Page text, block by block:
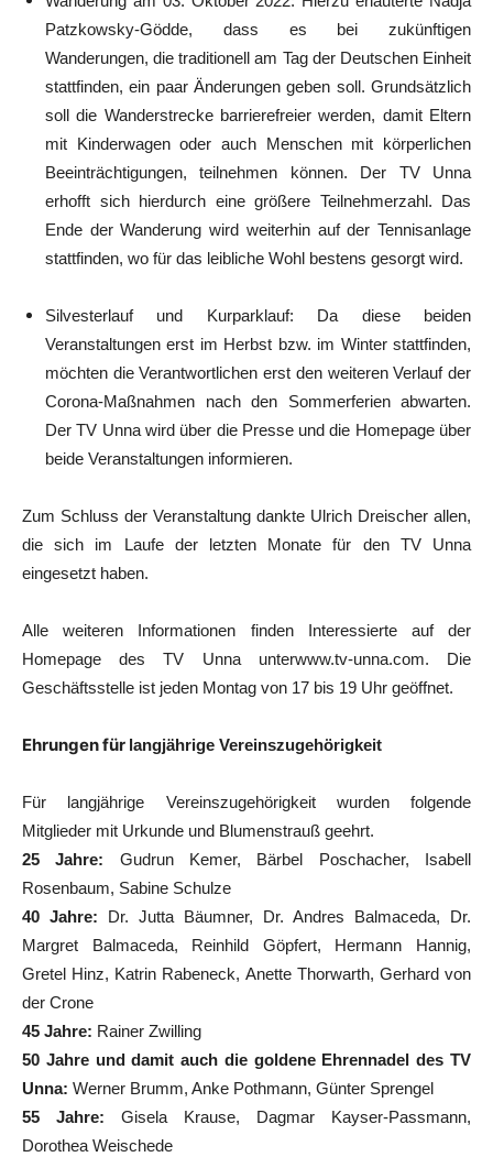
Patzkowsky-Gödde, dass es bei zukünftigen
Wanderungen, die traditionell am Tag der Deutschen Einheit
stattfinden, ein paar Änderungen geben soll. Grundsätzlich
soll die Wanderstrecke barrierefreier werden, damit Eltern
mit Kinderwagen oder auch Menschen mit körperlichen
Beeinträchtigungen, teilnehmen können. Der TV Unna
erhofft sich hierdurch eine größere Teilnehmerzahl. Das
Ende der Wanderung wird weiterhin auf der Tennisanlage
stattfinden, wo für das leibliche Wohl bestens gesorgt wird.
Silvesterlauf und Kurparklauf: Da diese beiden
Veranstaltungen erst im Herbst bzw. im Winter stattfinden,
möchten die Verantwortlichen erst den weiteren Verlauf der
Corona-Maßnahmen nach den Sommerferien abwarten.
Der TV Unna wird über die Presse und die Homepage über
beide Veranstaltungen informieren.
Zum Schluss der Veranstaltung dankte Ulrich Dreischer allen,
die sich im Laufe der letzten Monate für den TV Unna
eingesetzt haben.
Alle weiteren Informationen finden Interessierte auf der
Homepage des TV Unna unterwww.tv-unna.com. Die
Geschäftsstelle ist jeden Montag von 17 bis 19 Uhr geöffnet.
Ehrungen für langjährige Vereinszugehörigkeit
Für langjährige Vereinszugehörigkeit wurden folgende
Mitglieder mit Urkunde und Blumenstrauß geehrt.
25 Jahre: Gudrun Kemer, Bärbel Poschacher, Isabell
Rosenbaum, Sabine Schulze
40 Jahre: Dr. Jutta Bäumner, Dr. Andres Balmaceda, Dr.
Margret Balmaceda, Reinhild Göpfert, Hermann Hannig,
Gretel Hinz, Katrin Rabeneck, Anette Thorwarth, Gerhard von
der Crone
45 Jahre: Rainer Zwilling
50 Jahre und damit auch die goldene Ehrennadel des TV
Unna: Werner Brumm, Anke Pothmann, Günter Sprengel
55 Jahre: Gisela Krause, Dagmar Kayser-Passmann,
Dorothea Weischede